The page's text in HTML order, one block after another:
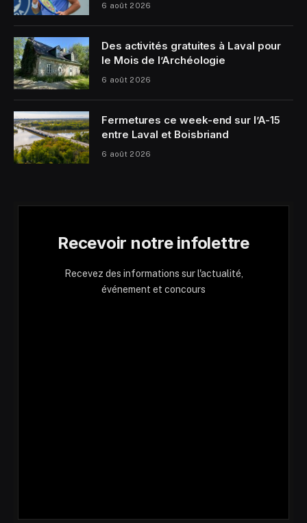
6 août 2026
Des activités gratuites à Laval pour
le Mois de l’Archéologie
6 août 2026
Fermetures ce week-end sur l’A-15
entre Laval et Boisbriand
6 août 2026
Recevoir notre infolettre
Recevez des informations sur l'actualité,
événement et concours